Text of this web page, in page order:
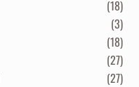
(18)
(3)
(18)
(27)
(27)